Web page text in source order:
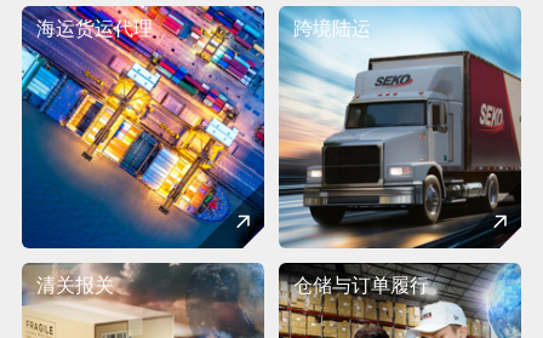
海运货运代理 跨境陆运
清关报关 仓储与订单履行